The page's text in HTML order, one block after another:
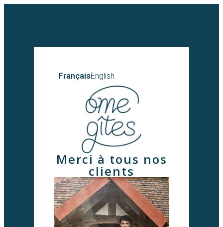
FrançaisEnglish
Merci à tous nos
clients